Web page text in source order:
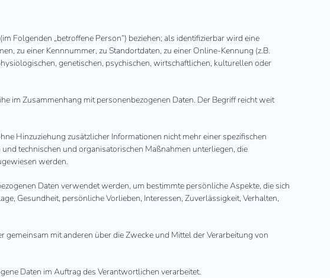
Folgenden „betroffene Person“) beziehen; als identifizierbar wird eine
zu einer Kennnummer, zu Standortdaten, zu einer Online-Kennung (z.B.
genetischen, psychischen, wirtschaftlichen, kulturellen oder
im Zusammenhang mit personenbezogenen Daten. Der Begriff reicht weit
Hinzuziehung zusätzlicher Informationen nicht mehr einer spezifischen
technischen und organisatorischen Maßnahmen unterliegen, die
werden.
Daten verwendet werden, um bestimmte persönliche Aspekte, die sich
Gesundheit, persönliche Vorlieben, Interessen, Zuverlässigkeit, Verhalten,
mit anderen über die Zwecke und Mittel der Verarbeitung von
Daten im Auftrag des Verantwortlichen verarbeitet.